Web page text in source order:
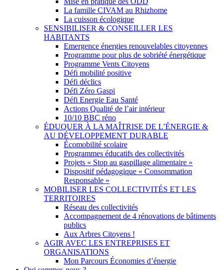
La famille CIVAM au Rhizhome
La cuisson écologique
SENSIBILISER & CONSEILLER LES
HABITANTS
Emergence énergies renouvelables citoyennes
Programme pour plus de sobriété énergétique
Programme Vents Citoyens
Défi mobilité positive
Défi déclics
Défi Zéro Gaspi
Défi Energie Eau Santé
Actions Qualité de l’air intérieur
10/10 BBC réno
ÉDUQUER À LA MAÎTRISE DE L’ÉNERGIE &
AU DÉVELOPPEMENT DURABLE
Écomobilité scolaire
Programmes éducatifs des collectivités
Projets « Stop au gaspillage alimentaire »
Dispositif pédagogique « Consommation
Responsable »
MOBILISER LES COLLECTIVITÉS ET LES
TERRITOIRES
Réseau des collectivités
Accompagnement de 4 rénovations de bâtiments
publics
Aux Arbres Citoyens !
AGIR AVEC LES ENTREPRISES ET
ORGANISATIONS
Mon Parcours Économies d’énergie